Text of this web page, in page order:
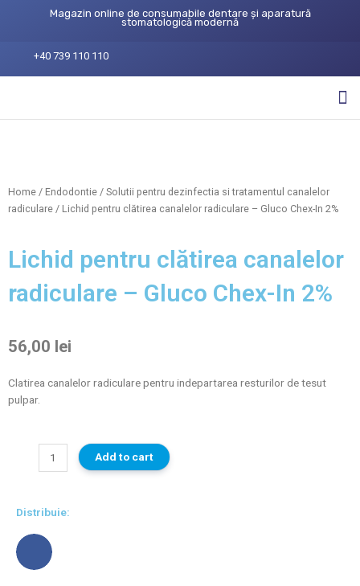
Magazin online de consumabile dentare și aparatură
stomatologică modernă
+40 739 110 110
Home / Endodontie / Solutii pentru dezinfectia si tratamentul canalelor
radiculare / Lichid pentru clătirea canalelor radiculare – Gluco Chex-In 2%
Lichid pentru clătirea canalelor
radiculare – Gluco Chex-In 2%
56,00 lei
Clatirea canalelor radiculare pentru indepartarea resturilor de tesut
pulpar.
Add to cart
Distribuie: